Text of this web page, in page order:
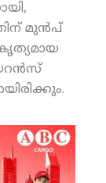
മുന്‍പ്
കൃത്യമായ